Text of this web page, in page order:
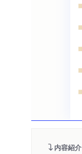
内容紹介